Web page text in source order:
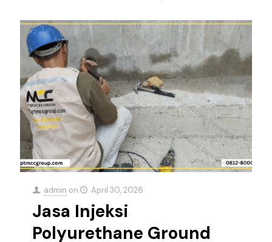
admin on April 30, 2026
Jasa Injeksi
Polyurethane Ground